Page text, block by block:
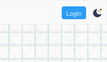
Login